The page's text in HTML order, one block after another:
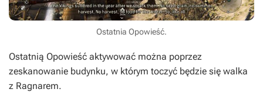
Ostatnia Opowieść.
Ostatnią Opowieść aktywować można poprzez
zeskanowanie budynku, w którym toczyć będzie się walka
z Ragnarem.